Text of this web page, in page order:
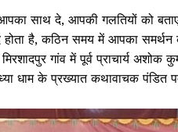
साथ दे, आपकी गलतियों को
है, कठिन समय में आपका समर्थन
गांव में पूर्व प्राचार्य
धाम के प्रख्यात कथावाचक पंडित